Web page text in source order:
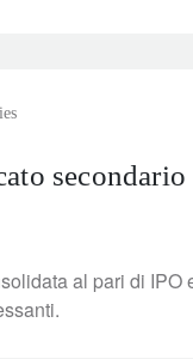
al pari di